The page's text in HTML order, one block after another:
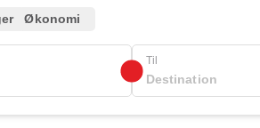
Økonomi
Til